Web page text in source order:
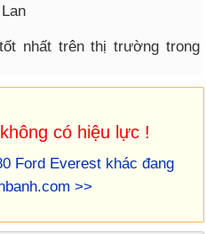
nhất trên thị trường trong
có hiệu lực !
Ford Everest khác đang
>>